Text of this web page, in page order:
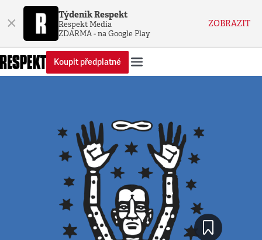
× Týdeník Respekt
Respekt Media
ZDARMA - na Google Play
ZOBRAZIT
Koupit předplatné